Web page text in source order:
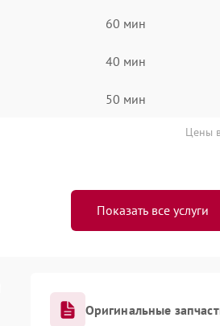
60 мин
40 мин
50 мин
Цены
Показать все услуги
Оригинальные